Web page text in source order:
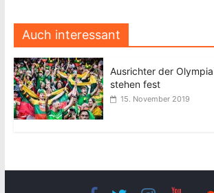
Auch interessant
Ausrichter der
stehen fest
15. November 2019